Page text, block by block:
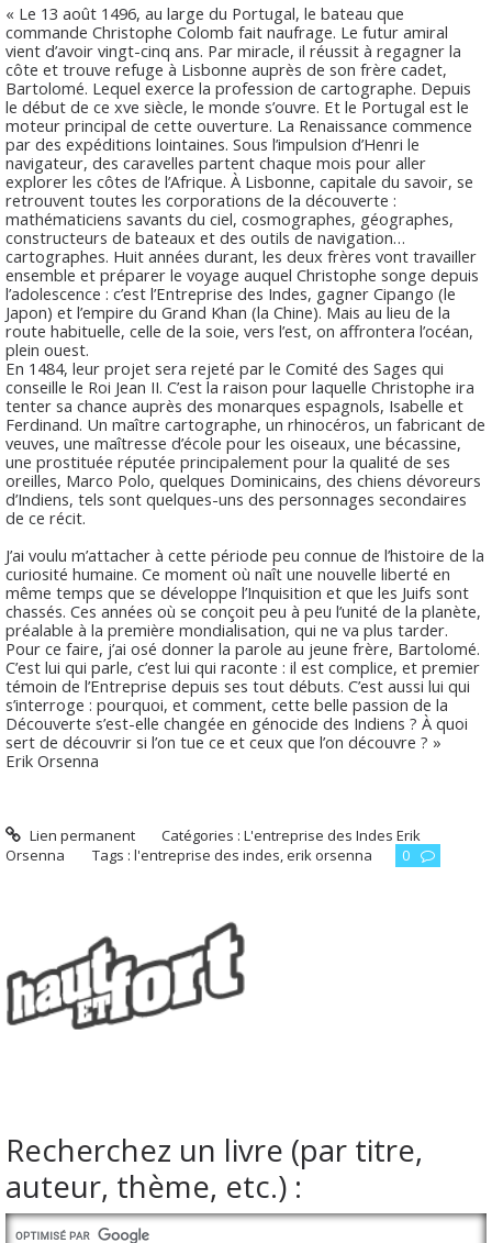
« Le 13 août 1496, au large du Portugal, le bateau que
commande Christophe Colomb fait naufrage. Le futur amiral
vient d’avoir vingt-cinq ans. Par miracle, il réussit à regagner la
côte et trouve refuge à Lisbonne auprès de son frère cadet,
Bartolomé. Lequel exerce la profession de cartographe. Depuis
le début de ce xve siècle, le monde s’ouvre. Et le Portugal est le
moteur principal de cette ouverture. La Renaissance commence
par des expéditions lointaines. Sous l’impulsion d’Henri le
navigateur, des caravelles partent chaque mois pour aller
explorer les côtes de l’Afrique. À Lisbonne, capitale du savoir, se
retrouvent toutes les corporations de la découverte :
mathématiciens savants du ciel, cosmographes, géographes,
constructeurs de bateaux et des outils de navigation…
cartographes. Huit années durant, les deux frères vont travailler
ensemble et préparer le voyage auquel Christophe songe depuis
l’adolescence : c’est l’Entreprise des Indes, gagner Cipango (le
Japon) et l’empire du Grand Khan (la Chine). Mais au lieu de la
route habituelle, celle de la soie, vers l’est, on affrontera l’océan,
plein ouest.
En 1484, leur projet sera rejeté par le Comité des Sages qui
conseille le Roi Jean II. C’est la raison pour laquelle Christophe ira
tenter sa chance auprès des monarques espagnols, Isabelle et
Ferdinand. Un maître cartographe, un rhinocéros, un fabricant de
veuves, une maîtresse d’école pour les oiseaux, une bécassine,
une prostituée réputée principalement pour la qualité de ses
oreilles, Marco Polo, quelques Dominicains, des chiens dévoreurs
d’Indiens, tels sont quelques-uns des personnages secondaires
de ce récit.
J’ai voulu m’attacher à cette période peu connue de l’histoire de la
curiosité humaine. Ce moment où naît une nouvelle liberté en
même temps que se développe l’Inquisition et que les Juifs sont
chassés. Ces années où se conçoit peu à peu l’unité de la planète,
préalable à la première mondialisation, qui ne va plus tarder.
Pour ce faire, j’ai osé donner la parole au jeune frère, Bartolomé.
C’est lui qui parle, c’est lui qui raconte : il est complice, et premier
témoin de l’Entreprise depuis ses tout débuts. C’est aussi lui qui
s’interroge : pourquoi, et comment, cette belle passion de la
Découverte s’est-elle changée en génocide des Indiens ? À quoi
sert de découvrir si l’on tue ce et ceux que l’on découvre ? »
Erik Orsenna
Lien permanent Catégories :L'entreprise des Indes Erik
Orsenna
Tags : l'entreprise des indes,erik orsenna 0
Recherchez un livre (par titre,
auteur, thème, etc.) :